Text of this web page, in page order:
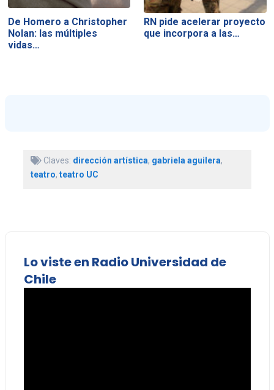
De Homero a Christopher
Nolan: las múltiples
vidas…
RN pide acelerar proyecto
que incorpora a las…
Claves: dirección artística, gabriela aguilera,
teatro, teatro UC
Lo viste en Radio Universidad de
Chile